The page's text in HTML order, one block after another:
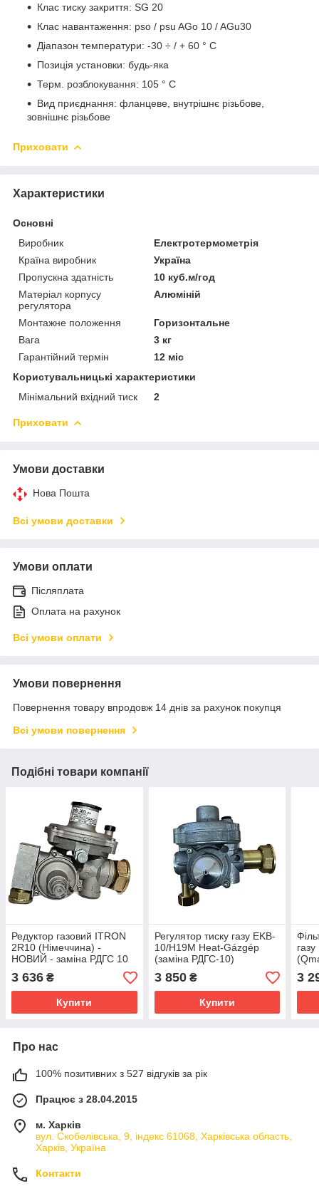
Клас тиску закриття: SG 20
Клас навантаження: pso / psu AGo 10 / AGu30
Діапазон температури: -30 ÷ / + 60 ° C
Позиція установки: будь-яка
Терм. розблокування: 105 ° C
Вид приєднання: фланцеве, внутрішнє різьбове,
зовнішнє різьбове
Приховати
Характеристики
Основні
Виробник
Електротермометрія
Країна виробник
Україна
Пропускна здатність
10 куб.м/год
Матеріал корпусу
регулятора
Алюміній
Монтажне положення
Горизонтальне
Вага
3 кг
Гарантійний термін
12 міс
Користувальницькі характеристики
Мінімальний вхідний тиск
2
Приховати
Умови доставки
Нова Пошта
Всі умови доставки
Умови оплати
Післяплата
Оплата на рахунок
Всі умови оплати
Умови повернення
Повернення товару впродовж 14 днів за рахунок покупця
Всі умови повернення
Подібні товари компанії
Редуктор газовий ITRON
2R10 (Німеччина) -
НОВИЙ - заміна РДГС 10
3 636 ₴
Купити
Регулятор тиску газу EKB-
10/Н19М Heat-Gázgép
(заміна РДГС-10)
3 850₴
Купити
3
Про нас
100% позитивних з 527 відгуків за рік
Працює з 28.04.2015
м. Харків
вул. Скобелівська, 9, індекс 61068, Харківська область,
Харків, Україна
Контакти